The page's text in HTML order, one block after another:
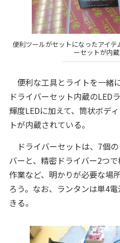
便利ツールがセットになったアイ
ーセットが内
便利な工具とライトを一緒
ドライバーセット内蔵のLED
輝度LEDに加えて、筒状ボデ
トが内蔵されている。
ドライバーセットは、7個
バーと、精密ドライバー2つ
作業など、明かりが必要な場
ろう。なお、ランタンは単4
きる。